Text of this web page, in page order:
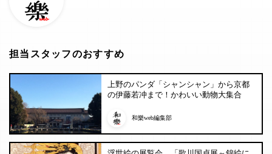
担当スタッフのおすすめ
上野のパンダ「シャンシャン」から京都
の伊藤若冲まで！かわいい動物大集合
和樂web編集部